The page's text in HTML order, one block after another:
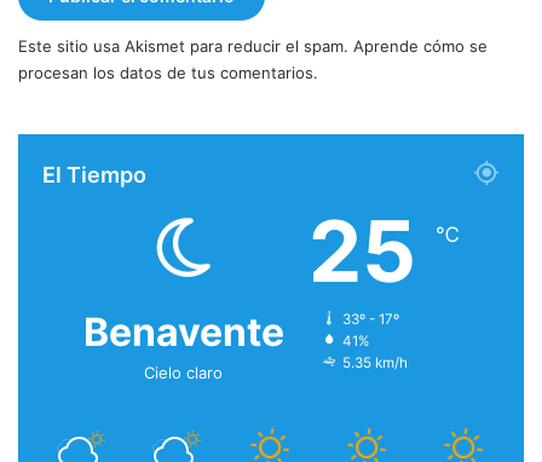
Este sitio usa Akismet para reducir el spam. Aprende cómo se
procesan los datos de tus comentarios.
El Tiempo
Benavente
Cielo claro
25 ℃
33º - 17º
41%
5.35 km/h